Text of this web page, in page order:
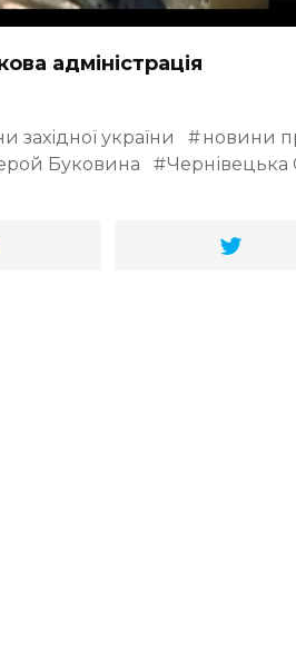
адміністрація
західної україни новини
Буковина